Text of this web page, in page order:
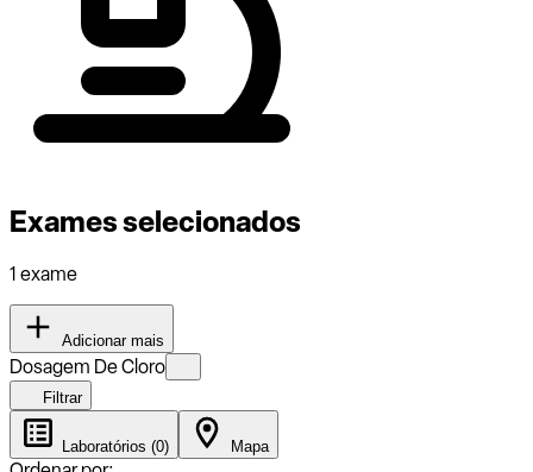
Exames selecionados
1 exame
Adicionar mais
Dosagem De Cloro
Filtrar
Laboratórios (0) Mapa